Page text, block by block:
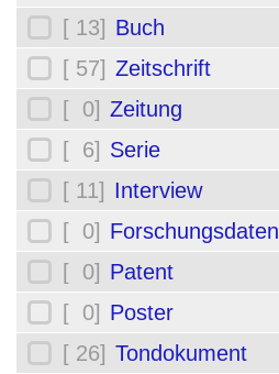
[ 13] Buch
[ 57] Zeitschrift
[ 0] Zeitung
[ 6] Serie
[ 11] Interview
[ 0] Forschungsdaten
[ 0] Patent
[ 0] Poster
[ 26] Tondokument